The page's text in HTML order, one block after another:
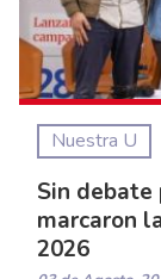
Nuestra U
Sin
marcaron
2026